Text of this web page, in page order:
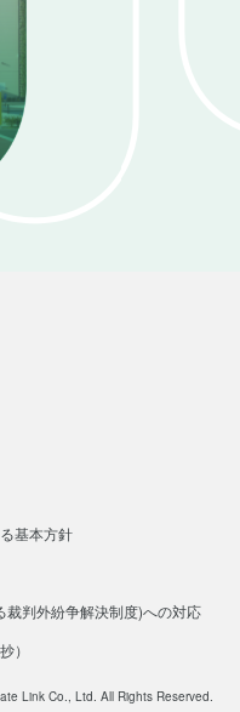
基本方針
判外紛争解決制度)への対応
）
Link Co., Ltd. All Rights Reserved.